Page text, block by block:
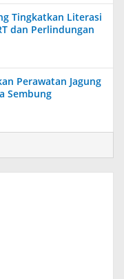
Tingkatkan Literasi
dan Perlindungan
Perawatan Jagung
Sembung